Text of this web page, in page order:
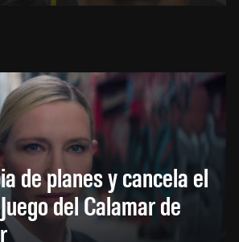
de planes y cancela el
del Calamar de